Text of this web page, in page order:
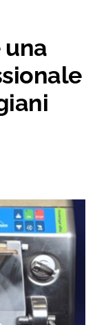
una